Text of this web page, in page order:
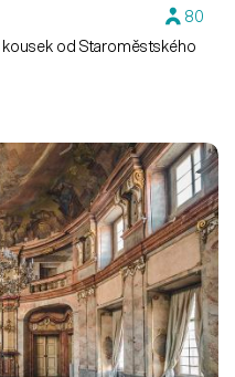
80
od Staroměstského